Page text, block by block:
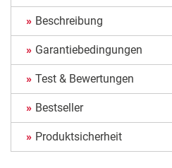
Beschreibung
Garantiebedingungen
Test & Bewertungen
Bestseller
Produktsicherheit